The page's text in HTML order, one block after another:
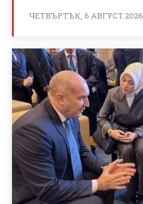
ЧЕТВЪРТЪК, 6 АВГУСТ 2026